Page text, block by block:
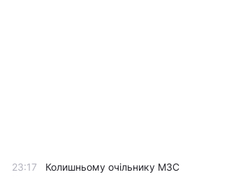
23:17
Колишньому очільнику МЗС